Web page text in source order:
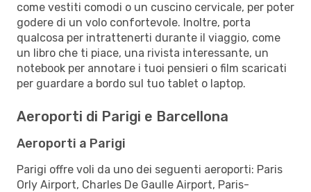
come vestiti comodi o un cuscino cervicale, per poter
godere di un volo confortevole. Inoltre, porta
qualcosa per intrattenerti durante il viaggio, come
un libro che ti piace, una rivista interessante, un
notebook per annotare i tuoi pensieri o film scaricati
per guardare a bordo sul tuo tablet o laptop.
Aeroporti di Parigi e Barcellona
Aeroporti a Parigi
Parigi offre voli da uno dei seguenti aeroporti: Paris
Orly Airport, Charles De Gaulle Airport, Paris-